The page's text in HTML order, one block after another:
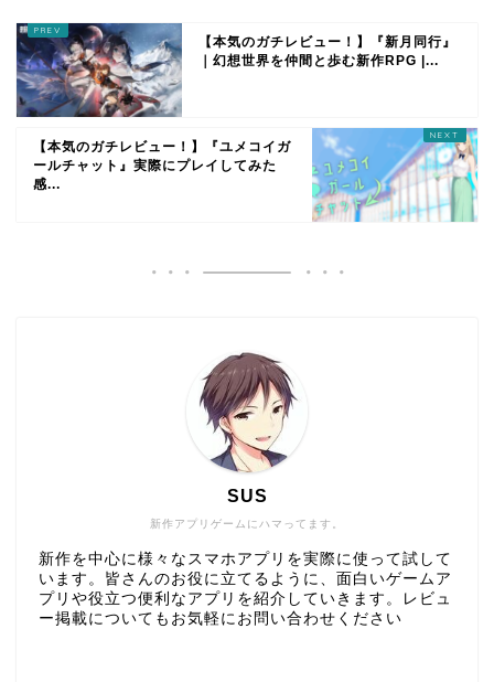
【本気のガチレビュー！】『新月同行』
｜幻想世界を仲間と歩む新作RPG |...
【本気のガチレビュー！】『ユメコイガ
ールチャット』実際にプレイしてみた
感...
新作アプリゲームにハマってます。
SUS
新作を中心に様々なスマホアプリを実際に使って試して
います。皆さんのお役に立てるように、面白いゲームア
プリや役立つ便利なアプリを紹介していきます。レビュ
ー掲載についてもお気軽にお問い合わせください